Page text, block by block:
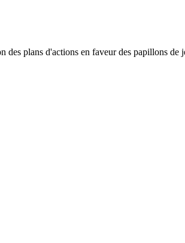
plans d'actions en faveur des papillons de